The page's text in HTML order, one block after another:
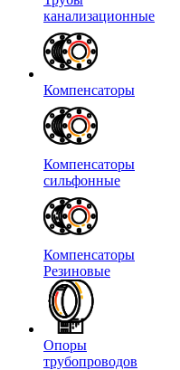
канализационные
Компенсаторы
Компенсаторы
сильфонные
Компенсаторы
Резиновые
Опоры
трубопроводов